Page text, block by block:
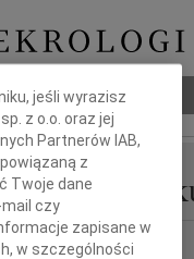
jeśli wyrazisz
z o.o. oraz jej
Partnerów IAB,
z
Twoje dane
mail czy
zapisane w
w szczególności